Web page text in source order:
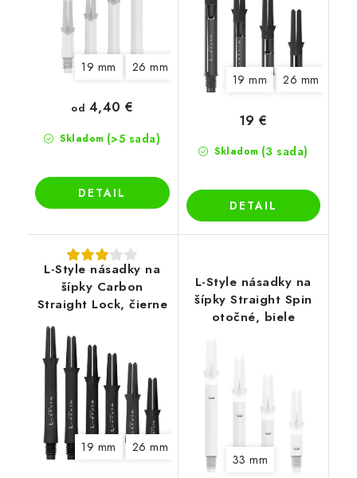
19 mm 26 mm
Skladom (>5 sada)
od 4,40 €
DETAIL
19 mm 26 mm
Skladom (3 sada)
19 €
DETAIL
L-Style násadky na
šípky Carbon
Straight Lock, čierne
19 mm 26 mm 33 mm
L-Style násadky na
šípky Straight Spin
otočné, biele
33 mm